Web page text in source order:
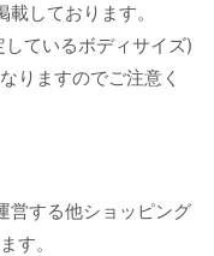
しております。
ているボディサイズ)
りますのでご注意く
営する他ショッピング
す。